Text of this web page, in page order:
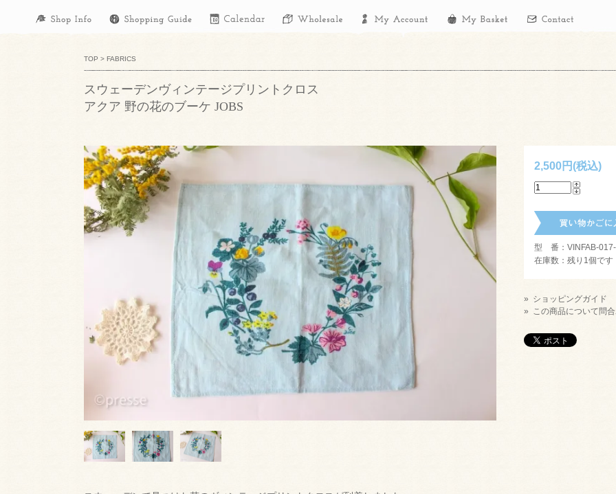
TOP > FABRICS
スウェーデンヴィンテージプリントクロス
アクア 野の花のブーケ JOBS
2,500円(税込)
型 番：VINFAB-
在庫数：残り1個です
» ショッピングガイド
» この商品について問